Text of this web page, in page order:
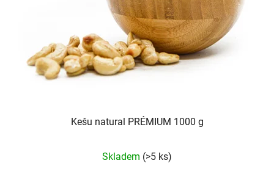
Kešu natural PRÉMIUM 1000 g
Skladem (>5 ks)